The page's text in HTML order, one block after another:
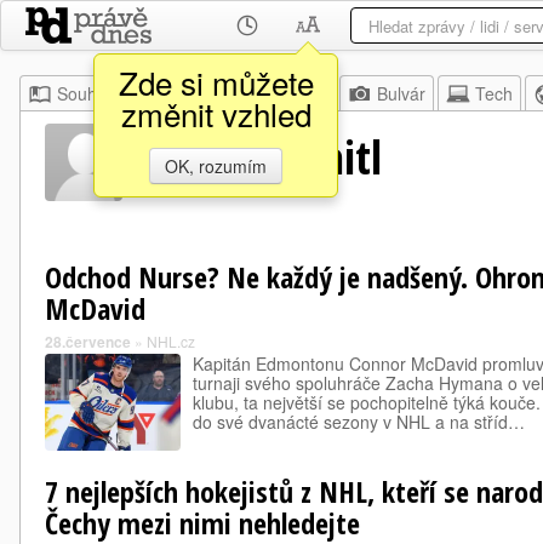
Zde si můžete
změnit vzhled
OK, rozumím
Souhrn Moje Z domova Bulvár Tech
Leon Draisaitl
Odchod Nurse? Ne každý je nadšený.
McDavid
28.července » NHL.cz
Kapitán Edmontonu Connor McDavid
turnaji svého spoluhráče Zacha Hymana o
klubu, ta největší se pochopitelně týká
do své dvanácté sezony v NHL a na stříd…
7 nejlepších hokejistů z NHL, kteří se
Čechy mezi nimi nehledejte